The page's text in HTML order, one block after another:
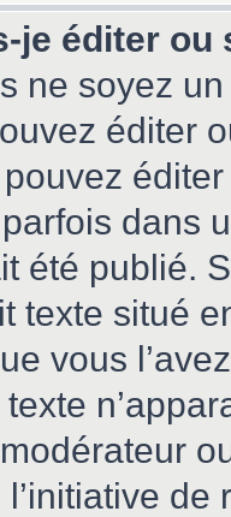
je éditer
ne soyez
éditer
dans
été publié.
texte situé
vous